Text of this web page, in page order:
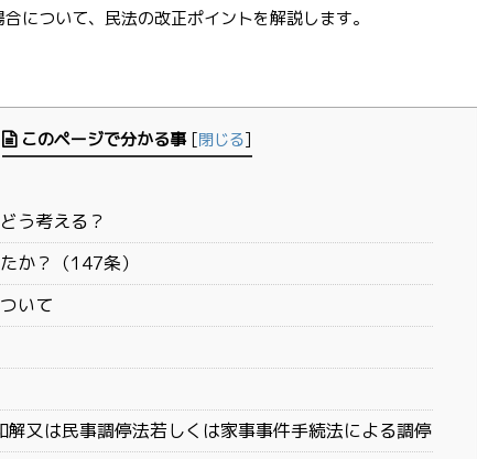
について、民法の改正ポイントを解説します。
このページで分かる事 [閉じる]
う考える？
か？（147条）
いて
又は民事調停法若しくは家事事件手続法による調停